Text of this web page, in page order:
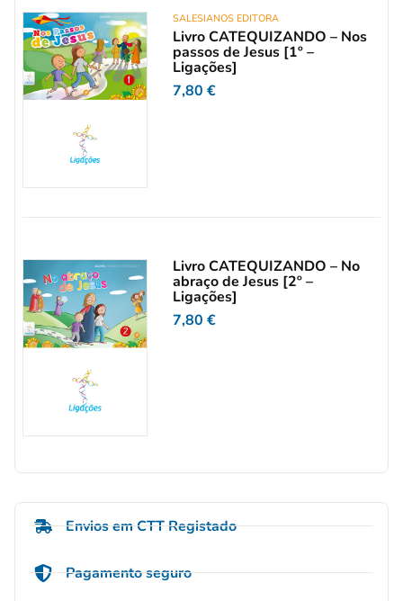
SALESIANOS EDITORA
Livro CATEQUIZANDO – Nos
passos de Jesus [1º –
Ligações]
7,80€
Livro CATEQUIZANDO – No
abraço de Jesus [2º –
Ligações]
7,80€
Envios em CTT Registado
Pagamento seguro